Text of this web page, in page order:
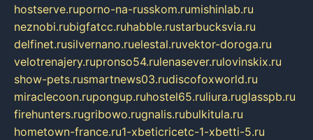
hostserve.ruporno-na-russkom.rumishinlab.ru
neznobi.rubigfatcc.ruhabble.rustarbucksvia.ru
delfinet.rusilvernano.ruelestal.ruvektor-doroga.ru
velotrenajery.rupronso54.rulenasever.rulovinskix.ru
show-pets.rusmartnews03.rudiscofoxworld.ru
miraclecoon.rupongup.ruhostel65.ruliura.ruglasspb.ru
firehunters.rugribowo.rugnalis.rubulkitula.ru
hometown-france.ru1-xbeticricetc-1-xbetti-5.ru